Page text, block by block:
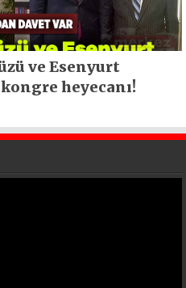
ve Esenyurt
heyecanı!